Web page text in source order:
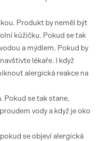
Produkt by neměl být
kůžičku. Pokud se tak
a mýdlem. Pokud by
lékaře. I když
alergická reakce na
Pokud se tak stane,
vody a když je oko
se objeví alergická